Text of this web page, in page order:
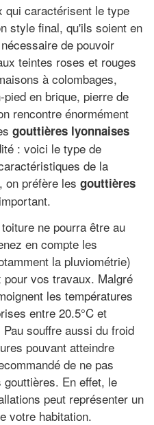
qui caractérisent le type
style final, qu'ils soient en
de pouvoir
teintes roses et rouges
à colombages,
en brique, pierre de
rencontre énormément
gouttières lyonnaises
: voici le type de
de la
on préfère les gouttières
ne pourra être au
en compte les
la pluviométrie)
vos travaux. Malgré
les températures
entre 20.5°C et
souffre aussi du froid
pouvant atteindre
de ne pas
En effet, le
peut représenter un
votre habitation.